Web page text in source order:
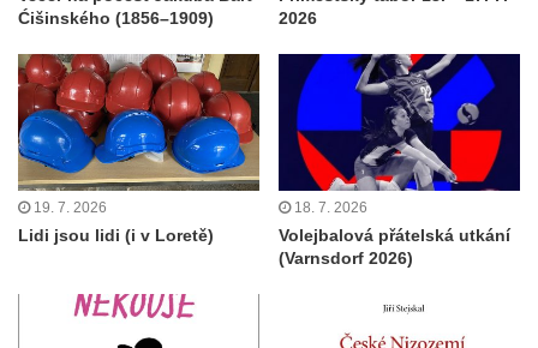
Ćišinského (1856–1909)
2026
19. 7. 2026
Lidi jsou lidi (i v Loretě)
18. 7. 2026
Volejbalová přátelská utkání
(Varnsdorf 2026)